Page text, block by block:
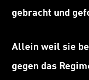
gebracht und
Allein weil sie
gegen das